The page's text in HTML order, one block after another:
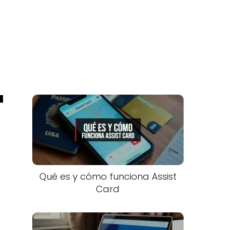
Qué es y cómo funciona Assist
Card